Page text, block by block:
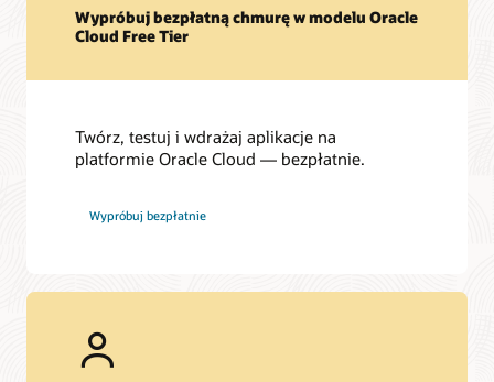
Wypróbuj bezpłatną chmurę w modelu Oracle
Cloud Free Tier
Twórz, testuj i wdrażaj aplikacje na
platformie Oracle Cloud — bezpłatnie.
Wypróbuj bezpłatnie